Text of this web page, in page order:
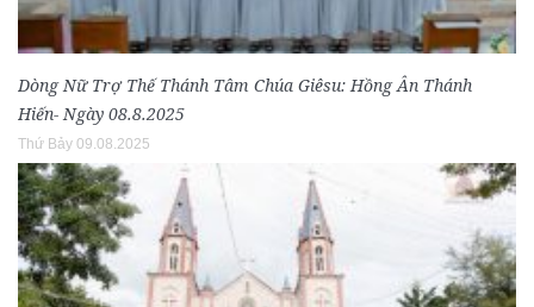
Dòng Nữ Trợ Thế Thánh Tâm Chúa Giêsu: Hồng Ân Thánh
Hiến- Ngày 08.8.2025
Thứ Bảy 09.08.2025